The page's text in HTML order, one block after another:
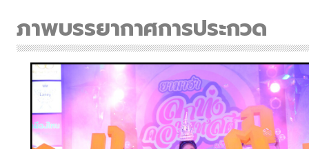
ภาพบรรยากาศการประกวด